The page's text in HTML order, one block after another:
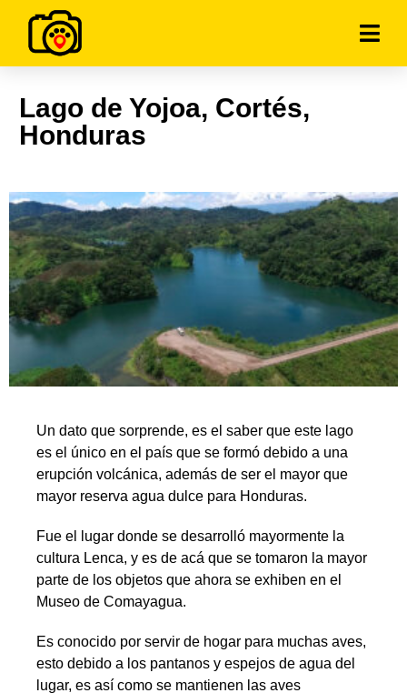
Lago de Yojoa, Cortés,
Honduras
Un dato que sorprende, es el saber que este lago
es el único en el país que se formó debido a una
erupción volcánica, además de ser el mayor que
mayor reserva agua dulce para Honduras.
Fue el lugar donde se desarrolló mayormente la
cultura Lenca, y es de acá que se tomaron la mayor
parte de los objetos que ahora se exhiben en el
Museo de Comayagua.
Es conocido por servir de hogar para muchas aves,
esto debido a los pantanos y espejos de agua del
lugar, es así como se mantienen las aves